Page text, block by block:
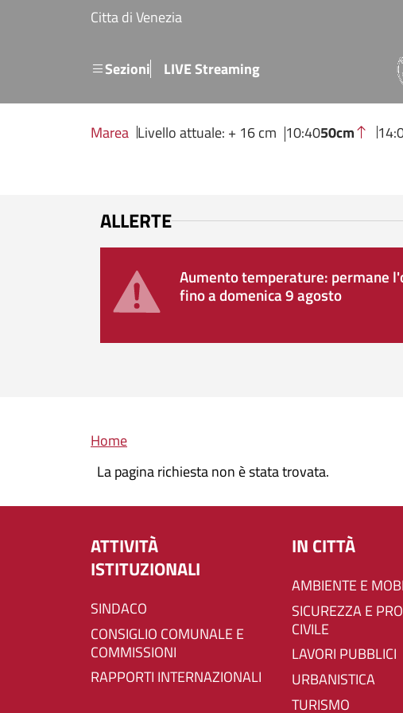
Salta al contenuto principale
Citta di Venezia
SezioniMenu secondario
LIVE Streaming
Marea Livello attuale: + 16 cm 10:4050cm
ALLERTE
Aumento temperature: permane
fino a domenica 9 agosto
Briciole di pane
Home
La pagina richiesta non è stata trovata.
ATTIVITÀ
ISTITUZIONALI
SINDACO
CONSIGLIO COMUNALE E
COMMISSIONI
RAPPORTI INTERNAZIONALI
IN CITTÀ
AMBIENTE E
SICUREZZA E PROTEZIONE
CIVILE
LAVORI PUBBLICI
URBANISTICA
TURISMO